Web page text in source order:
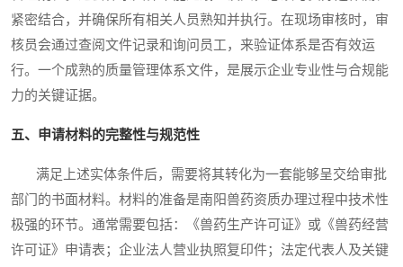
紧密结合，并确保所有相关人员熟知并执行。在现场审核时，审
核员会通过查阅文件记录和询问员工，来验证体系是否有效运
行。一个成熟的质量管理体系文件，是展示企业专业性与合规能
力的关键证据。
五、申请材料的完整性与规范性
满足上述实体条件后，需要将其转化为一套能够呈交给审批
部门的书面材料。材料的准备是南阳兽药资质办理过程中技术性
极强的环节。通常需要包括：《兽药生产许可证》或《兽药经营
许可证》申请表；企业法人营业执照复印件；法定代表人及关键